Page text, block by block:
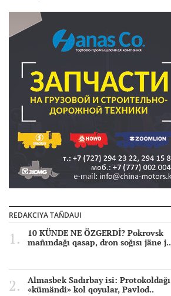
REDAKCIYA TAÑDAUI
10 KÜNDE NE ÖZGERDİ? Pokrovsk
mañındağı qasap, dron soğısı jäne j..
Almasbek Sadırbay isi: Protokoldağı
«kümändi» kol qoyular, Pavlod..